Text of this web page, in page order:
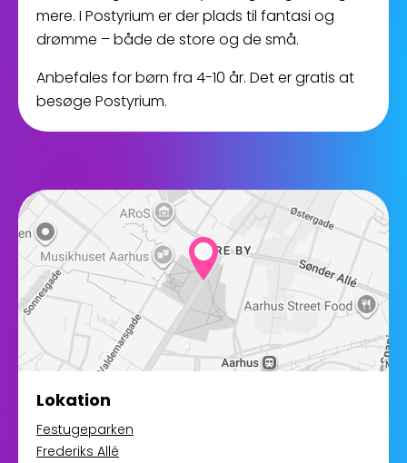
mere. I Postyrium er der plads til fantasi og
drømme – både de store og de små.
Anbefales for børn fra 4-10 år. Det er gratis at
besøge Postyrium.
Lokation
Festugeparken
Frederiks Allé